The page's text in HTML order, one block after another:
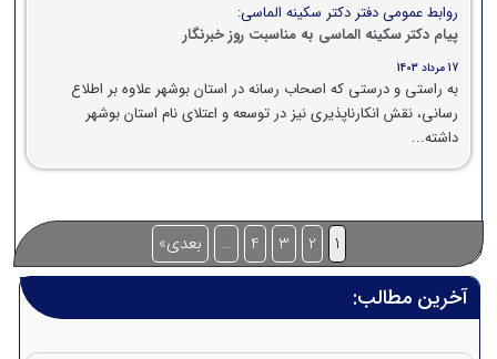
روابط عمومی دفتر دکتر سکینه الماسی:
پیام دکتر سکینه الماسی به مناسبت روز خبرنگار
17 مرداد 1403
به راستی و درستی که اصحاب رسانه در استان بوشهر علاوه بر اطلاع
رسانی، نقش انکارناپذیری نیز در توسعه و اعتلای نام استان بوشهر
داشته...
1
2
3
4
… بعدی»
آخرین مطالب: